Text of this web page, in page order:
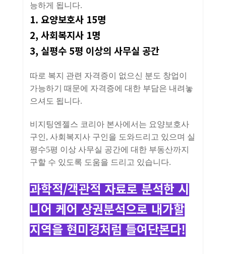
능하게 됩니다.
1. 요양보호사 15명
2, 사회복지사 1명
3, 실평수 5평 이상의 사무실 공간
따로 복지 관련 자격증이 없으신 분도 창업이
가능하기 때문에 자격증에 대한 부담은 내려놓
으셔도 됩니다.
비지팅엔젤스 코리아 본사에서는 요양보호사
구인, 사회복지사 구인을 도와드리고 있으며 실
평수5평 이상 사무실 공간에 대한 부동산까지
구할 수 있도록 도움을 드리고 있습니다.
과학적/객관적 자료로 분석한 시
니어 케어 상권분석으로 내가할
지역을 현미경처럼 들여단본다!